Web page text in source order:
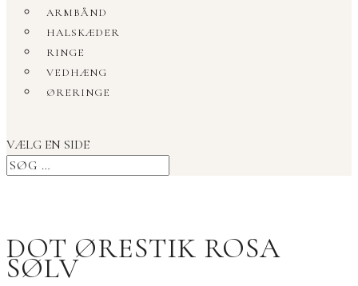
ARMBÅND
HALSKÆDER
RINGE
VEDHÆNG
ØRERINGE
VÆLG EN SIDE
DOT ØRESTIK ROSA
SØLV